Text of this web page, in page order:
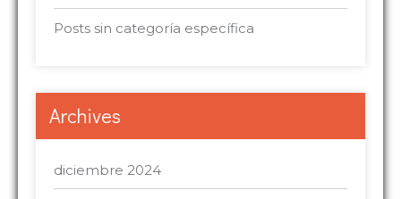
Posts sin categoría específica
Archives
diciembre 2024